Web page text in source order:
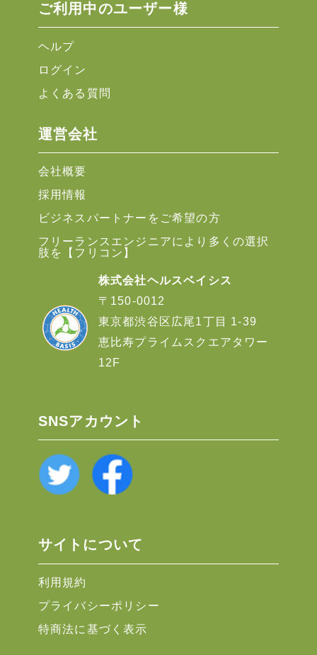
ご利用中のユーザー様
ヘルプ
ログイン
よくある質問
運営会社
会社概要
採用情報
ビジネスパートナーをご希望の方
フリーランスエンジニアにより多くの選択
肢を【フリコン】
株式会社ヘルスベイシス
〒150-0012
東京都渋谷区広尾1丁目 1-39
恵比寿プライムスクエアタワー
12F
SNSアカウント
サイトについて
利用規約
プライバシーポリシー
特商法に基づく表示